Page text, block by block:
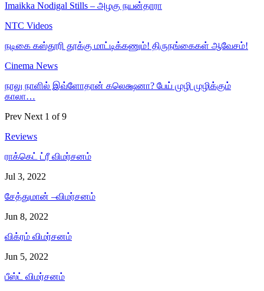
Imaikka Nodigal Stills – அழகு நயன்தாரா
NTC Videos
நடிகை கஸ்தூரி தூக்கு மாட்டிக்கணும்! திருநங்கைகள் ஆவேசம்!
Cinema News
நாலு நாளில் இவ்ளோதான் கலெக்ஷனா? பேய் முழி முழிக்கும்
காலா…
Prev Next 1 of 9
Reviews
ராக்கெட் ட்ரீ விமர்சனம்
Jul 3, 2022
சேத்துமான் –விமர்சனம்
Jun 8, 2022
விக்ரம் விமர்சனம்
Jun 5, 2022
பீஸ்ட் விமர்சனம்